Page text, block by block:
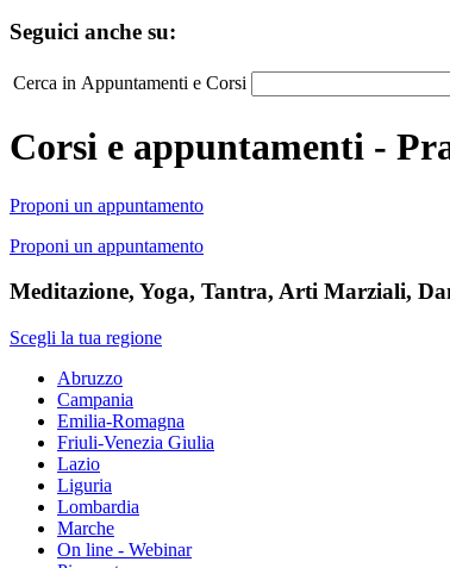
Seguici anche su:
Cerca in Appuntamenti e Corsi
Corsi e appuntamenti -
Proponi un appuntamento
Proponi un appuntamento
Meditazione, Yoga, Tantra, Arti Marziali,
Scegli la tua regione
Abruzzo
Campania
Emilia-Romagna
Friuli-Venezia Giulia
Lazio
Liguria
Lombardia
Marche
On line - Webinar